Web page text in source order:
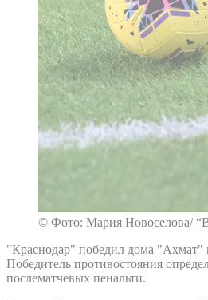
© Фото: Мария Новоселова/
"Краснодар" победил дома "Ахмат"
Победитель противостояния
послематчевых пенальти.